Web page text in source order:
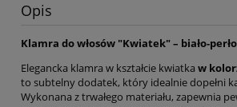
Opis
Klamra do włosów "Kwiatek" – biało-
Elegancka klamra w kształcie kwiatka w
to subtelny dodatek, który idealnie dopełni
Wykonana z trwałego materiału, zapewnia